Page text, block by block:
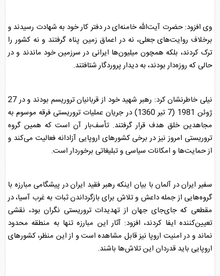
وی افزود: حضرت آیت‌الله خامنه‌ای در دفتر کار خود به شهادت رسیدند و
برخلاف روایت‌های جعلی، نه در اعماق زمین پناه گرفتند و نه کشور را
ترک کردند، بلکه همچون میلیون‌ها ایرانی در سرزمین خود ماندند و در
حالی که روزه‌دار بودند، به دیدار پروردگار شتافتند.
نیلی خاطرنشان کرد: رهبر شهید خود از قربانیان تروریسم بودند و در 27
ژوئن 1981 (7 تیر 1360) در جریان عملیات تروریستی فرقه موسوم به
مجاهدین خلق هدف قرار گرفتند. تأسف‌بار آن است که همین گروه
تروریستی امروز نیز در برخی کشورهای اروپایی آزادانه فعالیت می‌کند و
از حمایت‌ها و امکانات سیاسی و تبلیغاتی برخوردار است.
سفیر ایراندرآلمانبا بیان اینکه رهبر فقید ایراندر پیشگامی مبارزه با
گروه‌هایی از جمله داعش و تلاش برای بازگرداندن ثبات به غرب آسیا، در
مقطعی که جای‌جای جهان از تهدیدات تروریستی نگران بود، نقشی
تعیین‌کننده ایفا کردند، افزود: آثار این مبارزه تنها به منطقه محدود
نماند و در امنیت اروپا نیز قابل مشاهده است و از این منظر، کشورهای
اروپایی باید قدردان این تلاش‌ها باشند.